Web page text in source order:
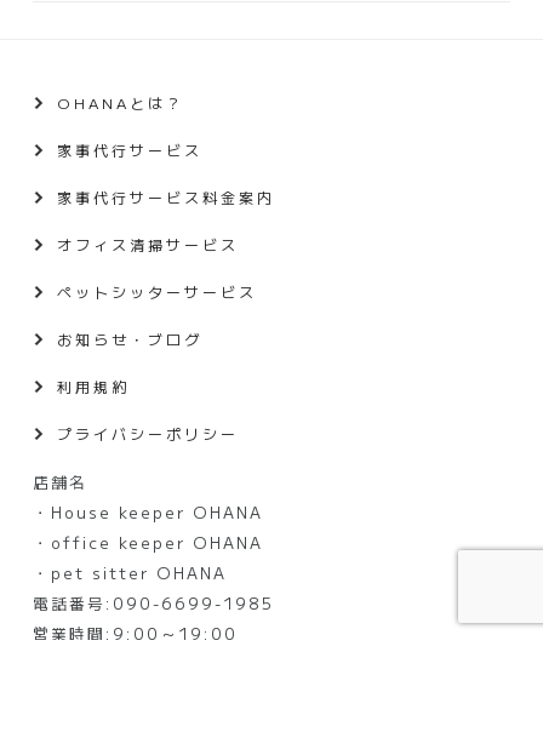
OHANAとは？
家事代行サービス
家事代行サービス料金案内
オフィス清掃サービス
ペットシッターサービス
お知らせ・ブログ
利用規約
プライバシーポリシー
店舗名
・House keeper OHANA
・office keeper OHANA
・pet sitter OHANA
電話番号:090-6699-1985
営業時間:9:00～19:00